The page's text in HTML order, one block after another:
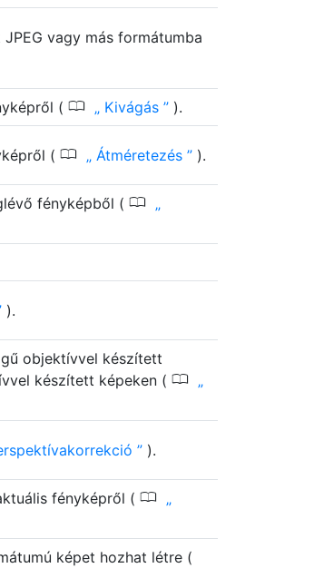
vagy más formátumba
( 0 Kivágás ).
( 0 Átméretezés ).
fényképből ( 0
).
objektívvel készített
készített képeken ( 0
).
fényképről ( 0
képet hozhat létre (